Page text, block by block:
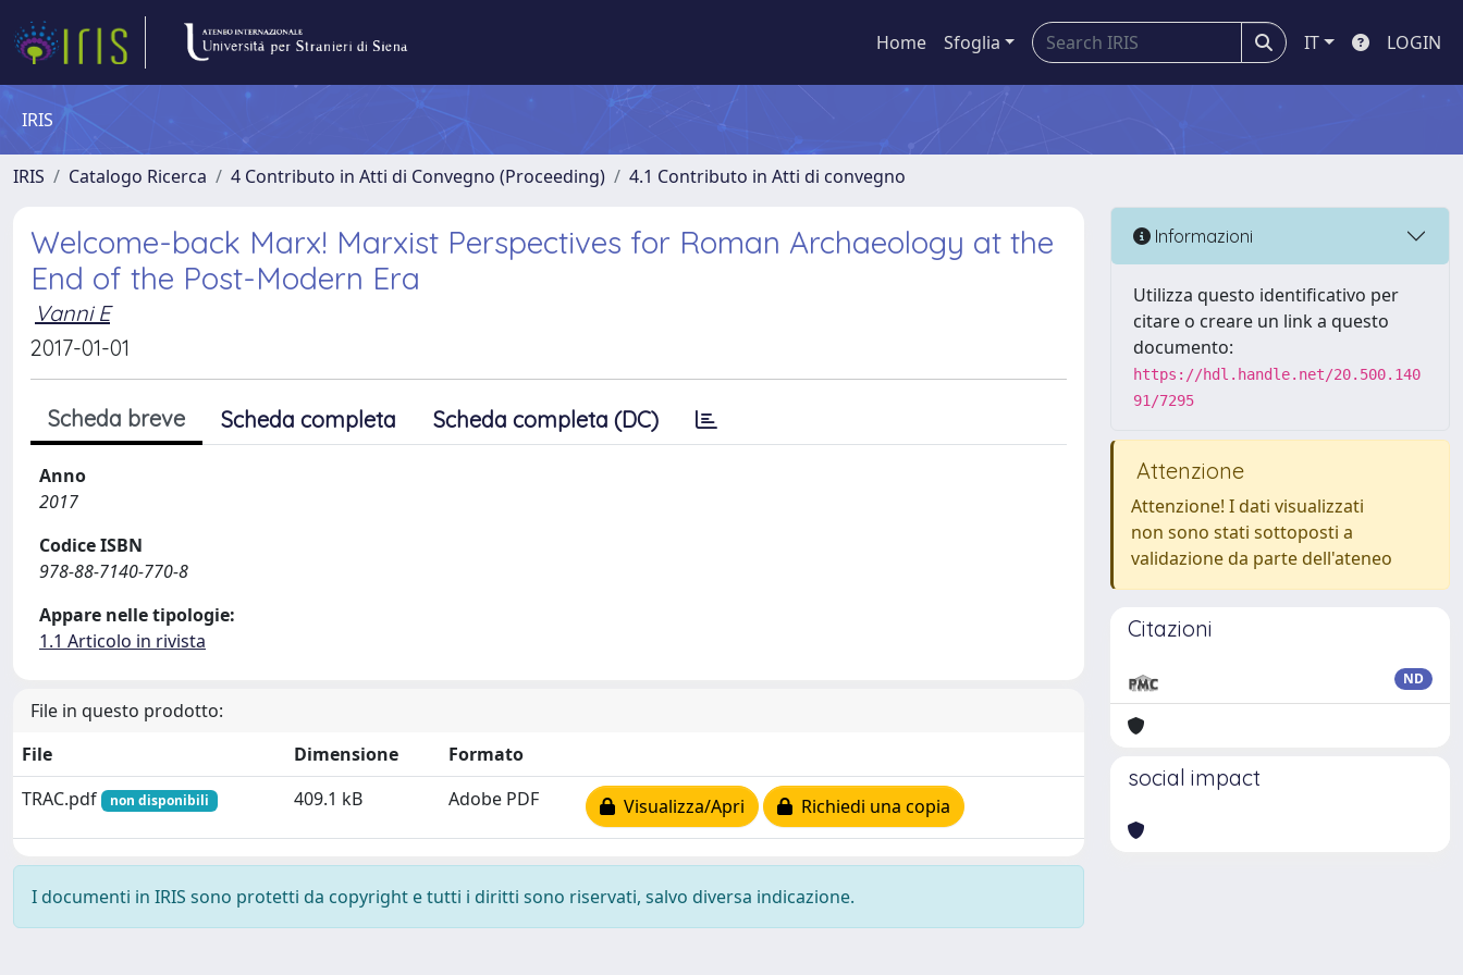
Home Sfoglia IT LOGIN
IRIS
IRIS Catalogo Ricerca 4 Contributo in Atti di Convegno (Proceeding) 4.1 Contributo in Atti di convegno
Welcome-back Marx! Marxist Perspectives for Roman Archaeology at the
End of the Post-Modern Era
Vanni E
2017-01-01
Scheda breve Scheda completa Scheda completa (DC)
Anno
2017
Codice ISBN
978-88-7140-770-8
Appare nelle tipologie:
1.1 Articolo in rivista
File in questo prodotto:
File
Dimensione
Formato
TRAC.pdf
non disponibili 409.1 kB Adobe PDF Visualizza/Apri Richiedi una copia
I documenti in IRIS sono protetti da copyright e tutti i diritti sono riservati, salvo diversa indicazione.
Informazioni
Utilizza questo identificativo per
citare o creare un link a questo
documento:
https://hdl.handle.net/20.500.140
91/7295
Attenzione
Attenzione! I dati visualizzati
non sono stati sottoposti a
validazione da parte dell'ateneo
Citazioni
ND
social impact